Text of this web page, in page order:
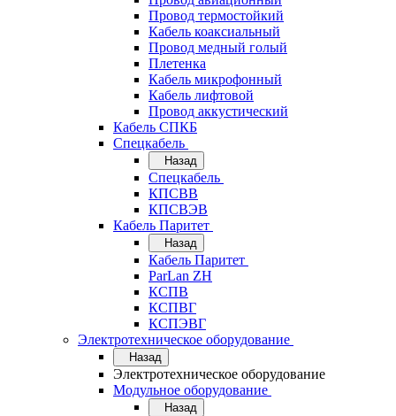
Провод термостойкий
Кабель коаксиальный
Провод медный голый
Плетенка
Кабель микрофонный
Кабель лифтовой
Провод аккустический
Кабель СПКБ
Спецкабель
Назад
Спецкабель
КПСВВ
КПСВЭВ
Кабель Паритет
Назад
Кабель Паритет
ParLan ZH
КСПВ
КСПВГ
КСПЭВГ
Электротехническое оборудование
Назад
Электротехническое оборудование
Модульное оборудование
Назад